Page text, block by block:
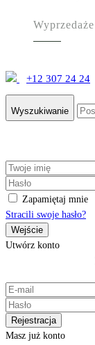
Wyprzedaże
+12 307 24 24
Wyszukiwanie
Zapamiętaj mnie
Stracili swoje hasło?
Utwórz konto
Masz już konto